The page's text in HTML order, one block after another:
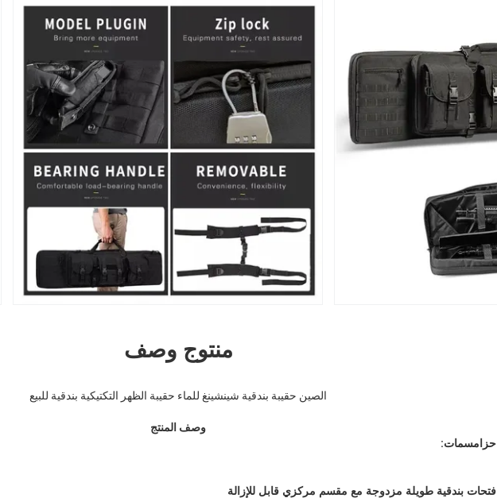
منتوج وصف
الصين حقيبة بندقية شينشينغ للماء حقيبة الظهر التكتيكية بندقية للبيع
وصف المنتج
حزامسمات:
فتحات بندقية طويلة مزدوجة مع مقسم مركزي قابل للإزالة